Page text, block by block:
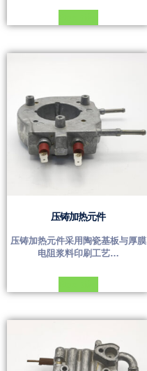
压铸加热元件
压铸加热元件采用陶瓷基板与厚膜
电阻浆料印刷工艺…